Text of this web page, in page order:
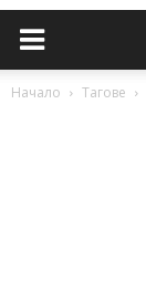
Начало Тагове